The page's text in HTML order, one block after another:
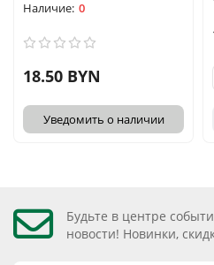
0
18.50 BYN
Уведомить о наличии
Будьте в центре
новости! Новинки,